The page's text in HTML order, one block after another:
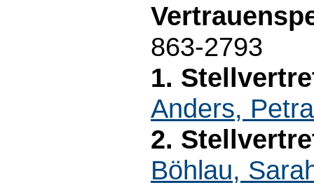
863-2793
1.
Anders, Petra
2.
Böhlau,